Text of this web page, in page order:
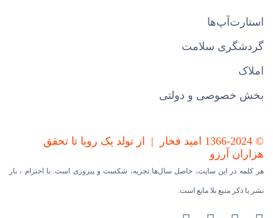
استارت‌آپ‌ها
گردشگری سلامت
املاک
بخش خصوصی و دولتی
© 1366-2024 امید فخار | از تولد یک رویا تا تحقق
هزاران آرزو
هر کلمه در این سایت، حاصل سال‌ها تجربه، شکست و پیروزی است. با احترام ، باز
نشر با ذکر منبع بلا مانع است.